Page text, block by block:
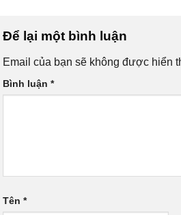
Để lại một bình luận
Email của bạn sẽ không được hiển
Bình luận *
Tên *